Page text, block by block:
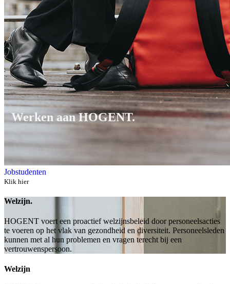
Werken aan HOGENT.
Jobstudenten
Klik hier
Welzijn.
HOGENT voert een proactief welzijnsbeleid door personeelsacties
te voeren op het vlak van gezondheid en diversiteit. Personeelsleden
kunnen met al hun problemen en vragen terecht bij een
vertrouwenspersoon.
Welzijn